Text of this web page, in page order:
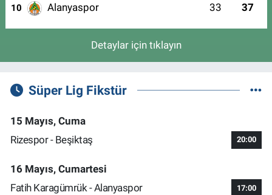
10 Alanyaspor 33 37
Detaylar için tıklayın
Süper Lig Fikstür
15 Mayıs, Cuma
Rizespor - Beşiktaş
20:00
16 Mayıs, Cumartesi
Fatih Karagümrük - Alanyaspor
17:00